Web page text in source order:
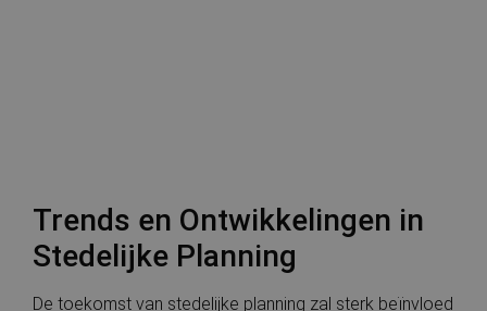
Trends en Ontwikkelingen in
Stedelijke Planning
De toekomst van stedelijke planning zal sterk beïnvloed